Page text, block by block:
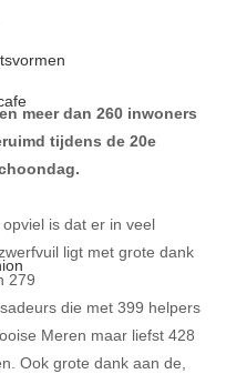
meer dan 260 inwoners
tijdens de 20e
is dat er in veel
ligt met grote dank
279
die met 399 helpers
Meren maar liefst 428
Ook grote dank aan de,